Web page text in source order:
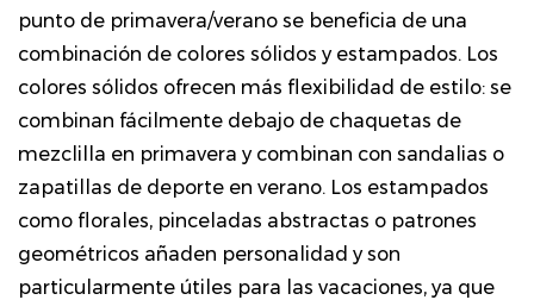
punto de primavera/verano se beneficia de una
combinación de colores sólidos y estampados. Los
colores sólidos ofrecen más flexibilidad de estilo: se
combinan fácilmente debajo de chaquetas de
mezclilla en primavera y combinan con sandalias o
zapatillas de deporte en verano. Los estampados
como florales, pinceladas abstractas o patrones
geométricos añaden personalidad y son
particularmente útiles para las vacaciones, ya que